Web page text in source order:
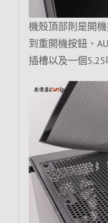
機殼頂部則是開
到重開機按鈕、
插槽以及一個